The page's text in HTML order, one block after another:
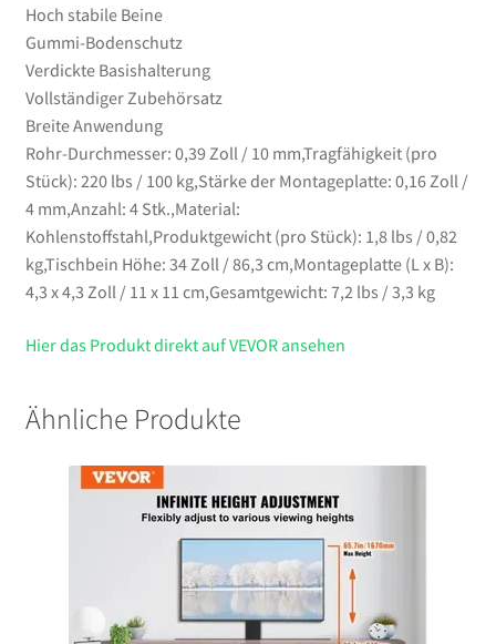
Hoch stabile Beine
Gummi-Bodenschutz
Verdickte Basishalterung
Vollständiger Zubehörsatz
Breite Anwendung
Rohr-Durchmesser: 0,39 Zoll / 10 mm,Tragfähigkeit (pro
Stück): 220 lbs / 100 kg,Stärke der Montageplatte: 0,16 Zoll /
4 mm,Anzahl: 4 Stk.,Material:
Kohlenstoffstahl,Produktgewicht (pro Stück): 1,8 lbs / 0,82
kg,Tischbein Höhe: 34 Zoll / 86,3 cm,Montageplatte (L x B):
4,3 x 4,3 Zoll / 11 x 11 cm,Gesamtgewicht: 7,2 lbs / 3,3 kg
Hier das Produkt direkt auf VEVOR ansehen
Ähnliche Produkte